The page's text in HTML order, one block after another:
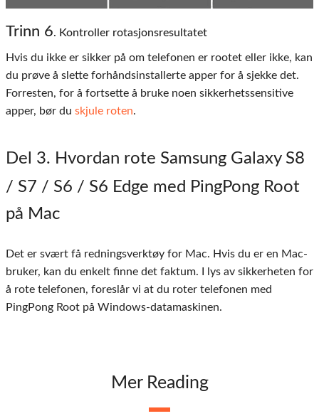
Trinn 6. Kontroller rotasjonsresultatet
Hvis du ikke er sikker på om telefonen er rootet eller ikke, kan
du prøve å slette forhåndsinstallerte apper for å sjekke det.
Forresten, for å fortsette å bruke noen sikkerhetssensitive
apper, bør du skjule roten.
Del 3. Hvordan rote Samsung Galaxy S8
/ S7 / S6 / S6 Edge med PingPong Root
på Mac
Det er svært få redningsverktøy for Mac. Hvis du er en Mac-
bruker, kan du enkelt finne det faktum. I lys av sikkerheten for
å rote telefonen, foreslår vi at du roter telefonen med
PingPong Root på Windows-datamaskinen.
Mer Reading